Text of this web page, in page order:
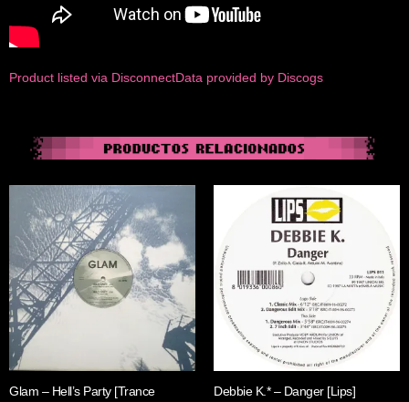
Product listed via DisconnectData provided by Discogs
Glam – Hell’s Party [Trance
Debbie K.* – Danger [Lips]